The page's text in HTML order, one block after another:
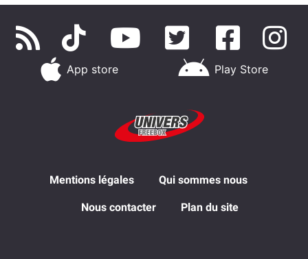
App store Play Store
Mentions légales Qui sommes nous
Nous contacter Plan du site